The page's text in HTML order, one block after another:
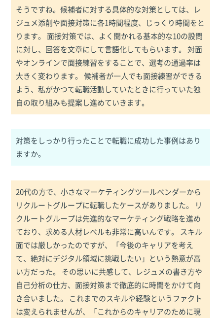
そうですね。候補者に対する具体的な対策としては、レ
ジュメ添削や面接対策に各1時間程度、じっくり時間をと
ります。 面接対策では、よく聞かれる基本的な10の設問
に対し、回答を文章にして言語化してもらいます。 対面
やオンラインで面接練習をすることで、選考の通過率は
大きく変わります。 候補者が一人でも面接練習ができる
よう、私がかつて転職活動していたときに行っていた独
自の取り組みも提案し進めていきます。
対策をしっかり行ったことで転職に成功した事例はあり
ますか。
20代の方で、小さなマーケティングツールベンダーから
リクルートグループに転職したケースがありました。 リ
クルートグループは先進的なマーケティング戦略を進め
ており、求める人材レベルも非常に高いんです。 スキル
面では厳しかったのですが、「今後のキャリアを考え
て、絶対にデジタル領域に挑戦したい」という熱意が高
い方だった。 その思いに共感して、レジュメの書き方や
自己分析の仕方、面接対策まで徹底的に時間をかけて向
き合いました。 これまでのスキルや経験というファクト
は変えられませんが、「これからのキャリアのために現